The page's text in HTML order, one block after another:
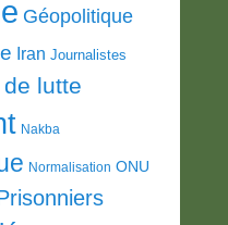
Géopolitique
Iran Journalistes
lutte
Nakba
Normalisation ONU